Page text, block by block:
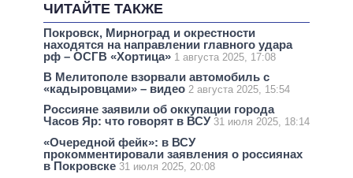
ЧИТАЙТЕ ТАКЖЕ
Покровск, Мирноград и окрестности
находятся на направлении главного удара
рф – ОСГВ «Хортица» 1 августа 2025, 17:08
В Мелитополе взорвали автомобиль с
«кадыровцами» – видео 2 августа 2025, 15:54
Россияне заявили об оккупации города
Часов Яр: что говорят в ВСУ 31 июля 2025, 18:14
«Очередной фейк»: в ВСУ
прокомментировали заявления о россиянах
в Покровске 31 июля 2025, 20:08